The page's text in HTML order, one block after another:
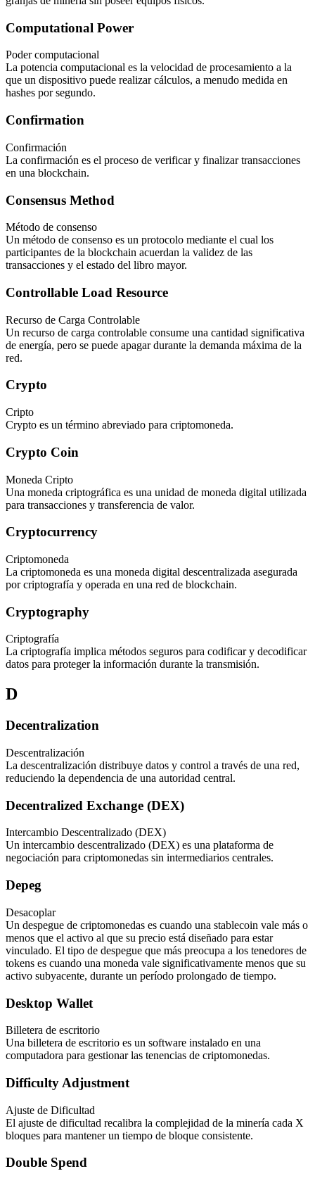
Computational Power
Poder computacional
La potencia computacional es la velocidad de procesamiento a la
que un dispositivo puede realizar cálculos, a menudo medida en
hashes por segundo.
Confirmation
Confirmación
La confirmación es el proceso de verificar y finalizar transacciones
en una blockchain.
Consensus Method
Método de consenso
Un método de consenso es un protocolo mediante el cual los
participantes de la blockchain acuerdan la validez de las
transacciones y el estado del libro mayor.
Controllable Load Resource
Recurso de Carga Controlable
Un recurso de carga controlable consume una cantidad significativa
de energía, pero se puede apagar durante la demanda máxima de la
red.
Crypto
Cripto
Crypto es un término abreviado para criptomoneda.
Crypto Coin
Moneda Cripto
Una moneda criptográfica es una unidad de moneda digital utilizada
para transacciones y transferencia de valor.
Cryptocurrency
Criptomoneda
La criptomoneda es una moneda digital descentralizada asegurada
por criptografía y operada en una red de blockchain.
Cryptography
Criptografía
La criptografía implica métodos seguros para codificar y decodificar
datos para proteger la información durante la transmisión.
D
Decentralization
Descentralización
La descentralización distribuye datos y control a través de una red,
reduciendo la dependencia de una autoridad central.
Decentralized Exchange (DEX)
Intercambio Descentralizado (DEX)
Un intercambio descentralizado (DEX) es una plataforma de
negociación para criptomonedas sin intermediarios centrales.
Depeg
Desacoplar
Un despegue de criptomonedas es cuando una stablecoin vale más o
menos que el activo al que su precio está diseñado para estar
vinculado. El tipo de despegue que más preocupa a los tenedores de
tokens es cuando una moneda vale significativamente menos que su
activo subyacente, durante un período prolongado de tiempo.
Desktop Wallet
Billetera de escritorio
Una billetera de escritorio es un software instalado en una
computadora para gestionar las tenencias de criptomonedas.
Difficulty Adjustment
Ajuste de Dificultad
El ajuste de dificultad recalibra la complejidad de la minería cada X
bloques para mantener un tiempo de bloque consistente.
Double Spend